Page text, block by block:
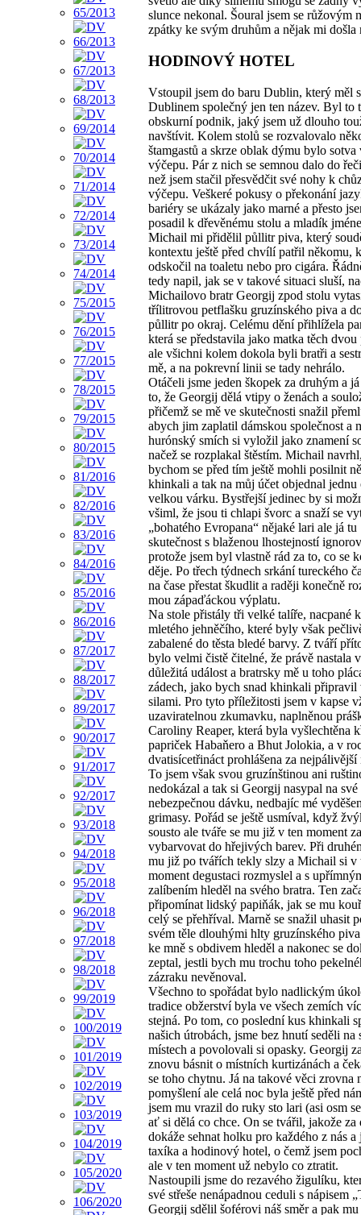
slunce nekonal. Šoural jsem se růžovým
zpátky ke svým druhům a nějak mi došla
HODINOVÝ HOTEL
Vstoupil jsem do baru Dublin, který měl s
Dublinem společný jen ten název. Byl to
obskurní podnik, jaký jsem už dlouho
navštívit. Kolem stolů se rozvalovalo
štamgastů a skrze oblak dýmu bylo sotva
výčepu. Pár z nich se semnou dalo do
než jsem stačil přesvědčit své nohy k
výčepu. Veškeré pokusy o překonání
bariéry se ukázaly jako marné a přesto
posadil k dřevěnému stolu a mladík
Michail mi přidělil půllitr piva, který
kontextu ještě před chvílí patřil někomu,
odskočil na toaletu nebo pro cigára.
tedy napil, jak se v takové situaci sluší,
Michailovo bratr Georgij zpod stolu
třílitrovou petflašku gruzínského piva a
půllitr po okraj. Celému dění přihlížela
která se představila jako matka těch dvou
ale všichni kolem dokola byli bratři a
mě, a na pokrevní linii se tady nehrálo.
Otáčeli jsme jeden škopek za druhým a
to, že Georgij dělá vtipy o ženách a
přičemž se mě ve skutečnosti snažil
abych jim zaplatil dámskou společnost a
hurónský smích si vyložil jako znamení
načež se rozplakal štěstím. Michail
bychom se před tím ještě mohli posilnit
khinkali a tak na můj účet objednal jednu
velkou várku. Bystřejší jedinec by si
všiml, že jsou ti chlapi švorc a snaží se
„bohatého Evropana“ nějaké lari ale já tu
skutečnost s blaženou lhostejností
protože jsem byl vlastně rád za to, co se
děje. Po třech týdnech srkání tureckého
na čase přestat škudlit a raději konečně
mou zápaďáckou výplatu.
Na stole přistály tři velké talíře, nacpané
mletého jehněčího, které byly však
zabalené do těsta bledé barvy. Z tváří
bylo velmi čistě čitelné, že právě nastala
důležitá událost a bratrsky mě u toho
zádech, jako bych snad khinkali připravil
silami. Pro tyto příležitosti jsem v kapse
uzaviratelnou zkumavku, naplněnou
Caroliny Reaper, která byla vyšlechtěna
papriček Habaňero a Bhut Jolokia, a v
dvatisícetřináct prohlášena za nejpálivější
To jsem však svou gruzínštinou ani
nedokázal a tak si Georgij nasypal na
nebezpečnou dávku, nedbajíc mé
grimasy. Pořád se ještě usmíval, když
sousto ale tváře se mu již v ten moment
vybarvovat do hřejivých barev. Při
mu již po tvářích tekly slzy a Michail si v
moment degustaci rozmyslel a s
zalíbením hleděl na svého bratra. Ten
připomínat lidský papiňák, jak se mu
celý se přehříval. Marně se snažil uhasit
svém těle dlouhými hlty gruzínského
ke mně s obdivem hleděl a nakonec se
zeptal, jestli bych mu trochu toho
zázraku nevěnoval.
Všechno to spořádat bylo nadlickým
tradice obžerství byla ve všech zemích
stejná. Po tom, co poslední kus khinkali
našich útrobách, jsme bez hnutí seděli na
místech a povolovali si opasky. Georgij
znovu básnit o místních kurtizánách a
se toho chytnu. Já na takové věci zrovna
pomyšlení ale celá noc byla ještě před
jsem mu vrazil do ruky sto lari (asi osm
ať si dělá co chce. On se tvářil, jakože za
dokáže sehnat holku pro každého z nás a
taxíka a hodinový hotel, o čemž jsem
ale v ten moment už nebylo co ztratit.
Nastoupili jsme do rezavého žigulíku,
své střeše nenápadnou ceduli s nápisem
Georgij sdělil šoférovi náš směr a pak